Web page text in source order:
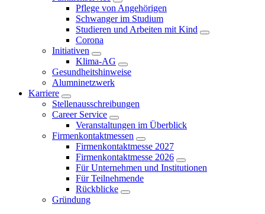
Pflege von Angehörigen
Schwanger im Studium
Studieren und Arbeiten mit Kind
Corona
Initiativen
Klima-AG
Gesundheitshinweise
Alumninetzwerk
Karriere
Stellenausschreibungen
Career Service
Veranstaltungen im Überblick
Firmenkontaktmessen
Firmenkontaktmesse 2027
Firmenkontaktmesse 2026
Für Unternehmen und Institutionen
Für Teilnehmende
Rückblicke
Gründung